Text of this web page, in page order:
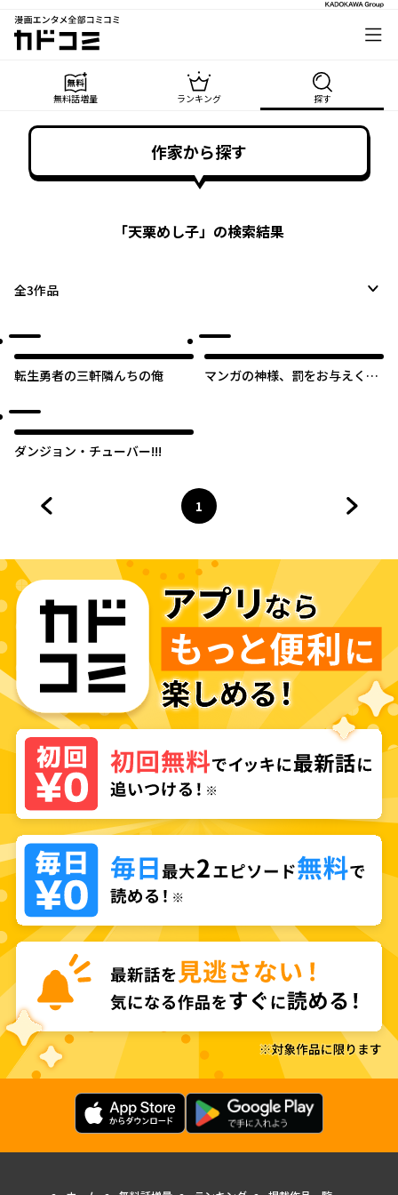
漫画エンタメ全部コミコミ
カドコミ
無料話増量 ランキング 探す
作家から探す
「天栗めし子」の検索結果
全3作品
転生勇者の三軒隣んちの俺
マンガの神様、罰をお与えくだ
ダンジョン・チューバー!!!
ページ
1
へ